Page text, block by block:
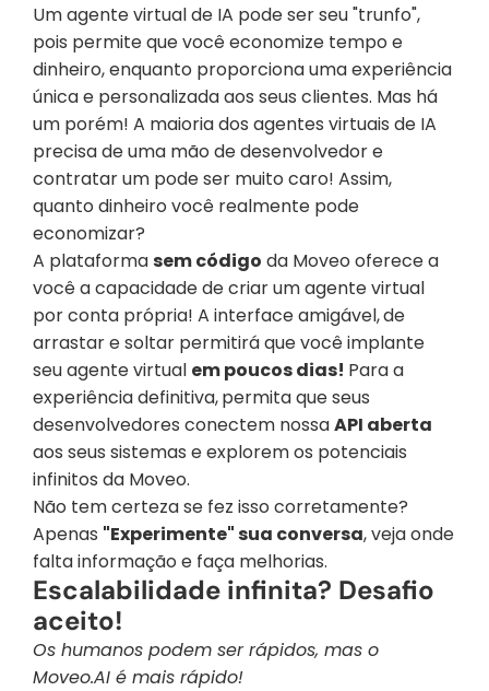
Um agente virtual de IA pode ser seu "trunfo",
pois permite que você economize tempo e
dinheiro, enquanto proporciona uma experiência
única e personalizada aos seus clientes. Mas há
um porém! A maioria dos agentes virtuais de IA
precisa de uma mão de desenvolvedor e
contratar um pode ser muito caro! Assim,
quanto dinheiro você realmente pode
economizar?
A plataforma sem código da Moveo oferece a
você a capacidade de criar um agente virtual
por conta própria! A interface amigável,de
arrastar e soltar permitirá que você implante
seu agente virtual em poucos dias! Para a
experiência definitiva,permita que seus
desenvolvedores conectem nossa API aberta
aos seus sistemas e explorem os potenciais
infinitos da Moveo.
Não tem certeza se fez isso corretamente?
Apenas "Experimente" sua conversa, veja onde
falta informação e faça melhorias.
Escalabilidade infinita? Desafio
aceito!
Os humanos podem ser rápidos, mas o
Moveo.AI é mais rápido!